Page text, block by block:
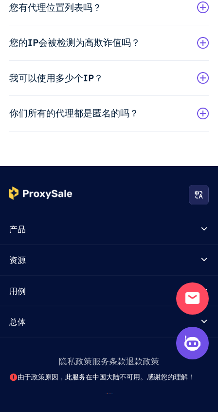
您有代理位置列表吗？
您的IP会被检测为高欺诈值吗？
我可以使用多少个IP？
你们所有的代理都是匿名的吗？
产品
资源
用例
总体
隐私政策服务条款退款政策
由于政策原因，此服务在中国大陆不可用。感谢您的理解！